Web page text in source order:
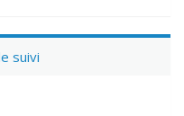
suivi